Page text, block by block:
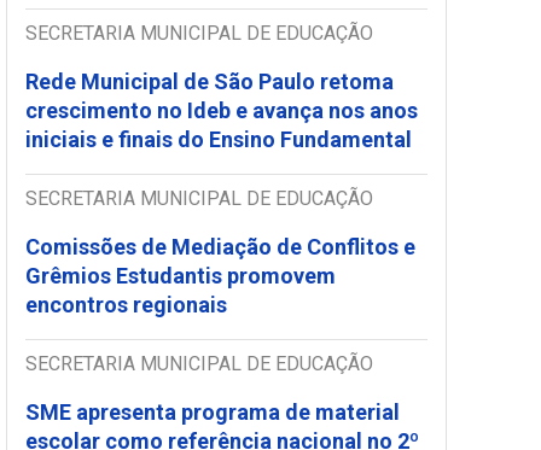
SECRETARIA MUNICIPAL DE EDUCAÇÃO
Rede Municipal de São Paulo retoma
crescimento no Ideb e avança nos anos
iniciais e finais do Ensino Fundamental
SECRETARIA MUNICIPAL DE EDUCAÇÃO
Comissões de Mediação de Conflitos e
Grêmios Estudantis promovem
encontros regionais
SECRETARIA MUNICIPAL DE EDUCAÇÃO
SME apresenta programa de material
escolar como referência nacional no 2º